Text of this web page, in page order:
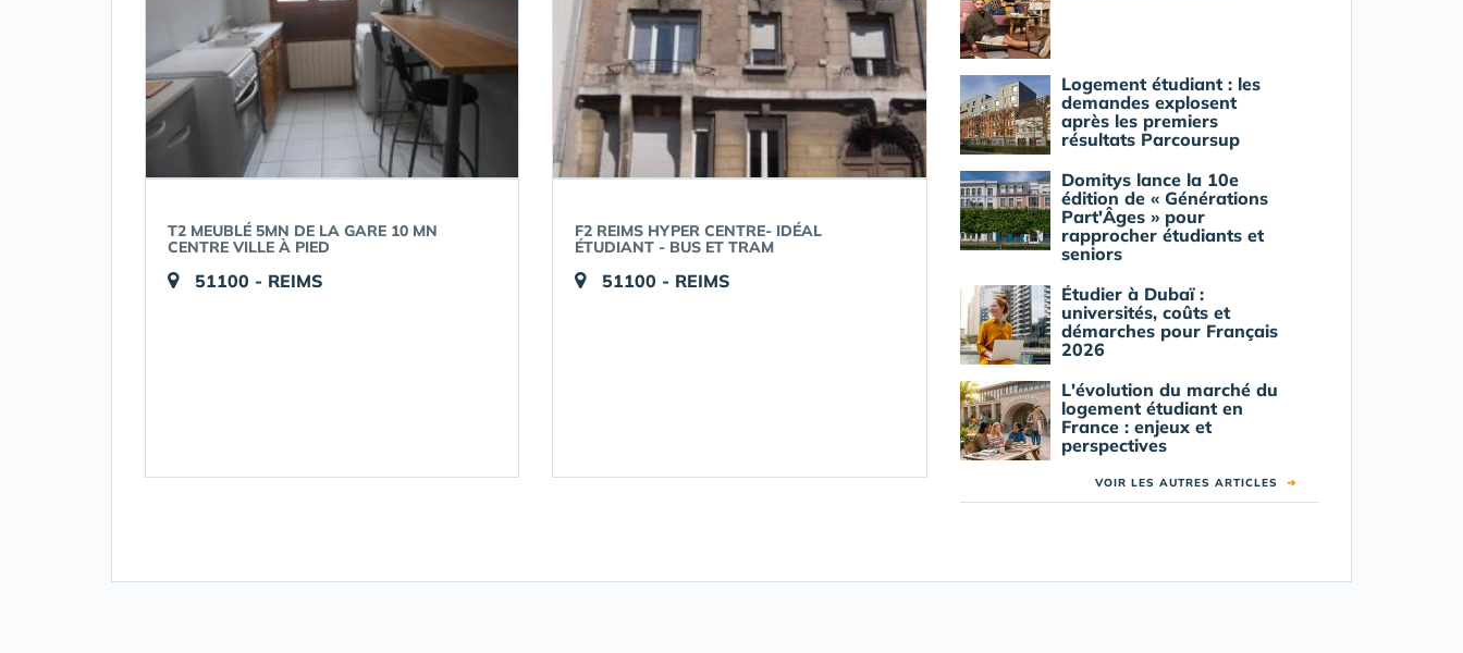
T2 MEUBLÉ 5MN DE LA GARE 10 MN
CENTRE VILLE À PIED
51100 - REIMS
F2 REIMS HYPER CENTRE- IDÉAL
ÉTUDIANT - BUS ET TRAM
51100 - REIMS
Logement étudiant : les
demandes explosent
après les premiers
résultats Parcoursup
Domitys lance la 10e
édition de « Générations
Part'Âges » pour
rapprocher étudiants et
seniors
Étudier à Dubaï :
universités, coûts et
démarches pour Français
2026
L'évolution du marché du
logement étudiant en
France : enjeux et
perspectives
VOIR LES AUTRES ARTICLES ➜